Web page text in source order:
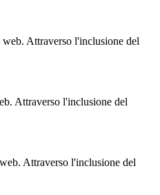
Attraverso l'inclusione del
Attraverso l'inclusione del
Attraverso l'inclusione del